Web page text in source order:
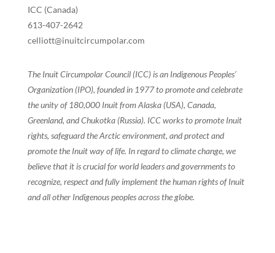
ICC (Canada)
613-407-2642
celliott@inuitcircumpolar.com
The Inuit Circumpolar Council (ICC) is an Indigenous Peoples’
Organization (IPO), founded in 1977 to promote and celebrate
the unity of 180,000 Inuit from Alaska (USA), Canada,
Greenland, and Chukotka (Russia). ICC works to promote Inuit
rights, safeguard the Arctic environment, and protect and
promote the Inuit way of life. In regard to climate change, we
believe that it is crucial for world leaders and governments to
recognize, respect and fully implement the human rights of Inuit
and all other Indigenous peoples across the globe.